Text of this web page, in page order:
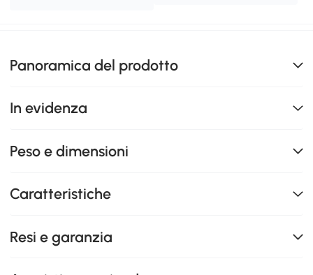
Panoramica del prodotto
In evidenza
Peso e dimensioni
Caratteristiche
Resi e garanzia